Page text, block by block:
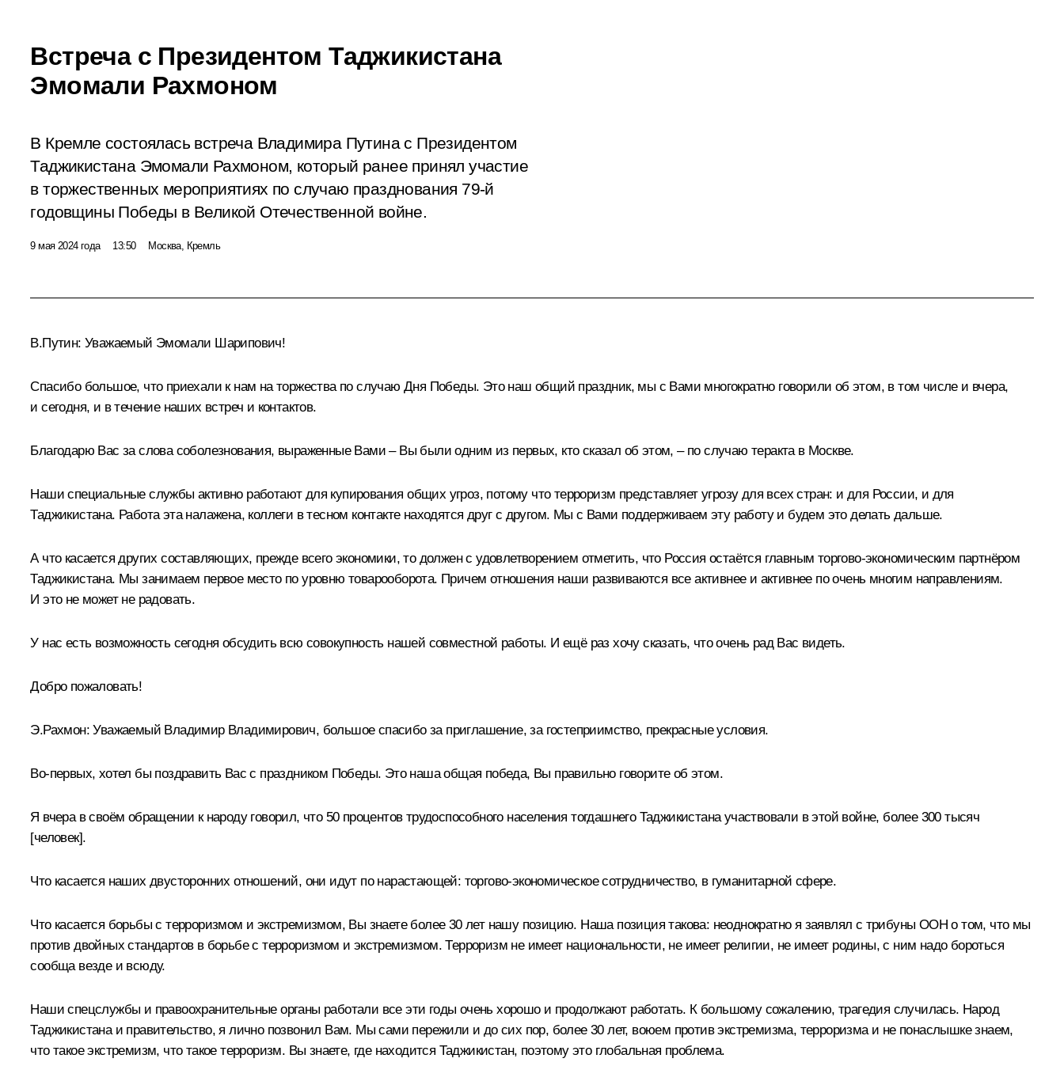
Встреча с Президентом Таджикистана
Эмомали Рахмоном
В Кремле состоялась встреча Владимира Путина с Президентом
Таджикистана Эмомали Рахмоном, который ранее принял участие
в торжественных мероприятиях по случаю празднования 79-й
годовщины Победы в Великой Отечественной войне.
9 мая 2024 года 13:50 Москва, Кремль
В.Путин: Уважаемый Эмомали Шарипович!
Спасибо большое, что приехали к нам на торжества по случаю Дня Победы. Это наш общий праздник, мы с Вами многократно говорили об этом, в том числе и вчера,
и сегодня, и в течение наших встреч и контактов.
Благодарю Вас за слова соболезнования, выраженные Вами – Вы были одним из первых, кто сказал об этом, – по случаю теракта в Москве.
Наши специальные службы активно работают для купирования общих угроз, потому что терроризм представляет угрозу для всех стран: и для России, и для
Таджикистана. Работа эта налажена, коллеги в тесном контакте находятся друг с другом. Мы с Вами поддерживаем эту работу и будем это делать дальше.
А что касается других составляющих, прежде всего экономики, то должен с удовлетворением отметить, что Россия остаётся главным торгово-экономическим партнёром
Таджикистана. Мы занимаем первое место по уровню товарооборота. Причем отношения наши развиваются все активнее и активнее по очень многим направлениям.
И это не может не радовать.
У нас есть возможность сегодня обсудить всю совокупность нашей совместной работы. И ещё раз хочу сказать, что очень рад Вас видеть.
Добро пожаловать!
Э.Рахмон: Уважаемый Владимир Владимирович, большое спасибо за приглашение, за гостеприимство, прекрасные условия.
Во-первых, хотел бы поздравить Вас с праздником Победы. Это наша общая победа, Вы правильно говорите об этом.
Я вчера в своём обращении к народу говорил, что 50 процентов трудоспособного населения тогдашнего Таджикистана участвовали в этой войне, более 300 тысяч
[человек].
Что касается наших двусторонних отношений, они идут по нарастающей: торгово-экономическое сотрудничество, в гуманитарной сфере.
Что касается борьбы с терроризмом и экстремизмом, Вы знаете более 30 лет нашу позицию. Наша позиция такова: неоднократно я заявлял с трибуны ООН о том, что мы
против двойных стандартов в борьбе с терроризмом и экстремизмом. Терроризм не имеет национальности, не имеет религии, не имеет родины, с ним надо бороться
сообща везде и всюду.
Наши спецслужбы и правоохранительные органы работали все эти годы очень хорошо и продолжают работать. К большому сожалению, трагедия случилась. Народ
Таджикистана и правительство, я лично позвонил Вам. Мы сами пережили и до сих пор, более 30 лет, воюем против экстремизма, терроризма и не понаслышке знаем,
что такое экстремизм, что такое терроризм. Вы знаете, где находится Таджикистан, поэтому это глобальная проблема.